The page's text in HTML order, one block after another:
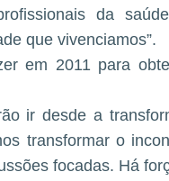
da
que vivenciamos”.
em 2011 para
ir desde a
transformar o
focadas. Há